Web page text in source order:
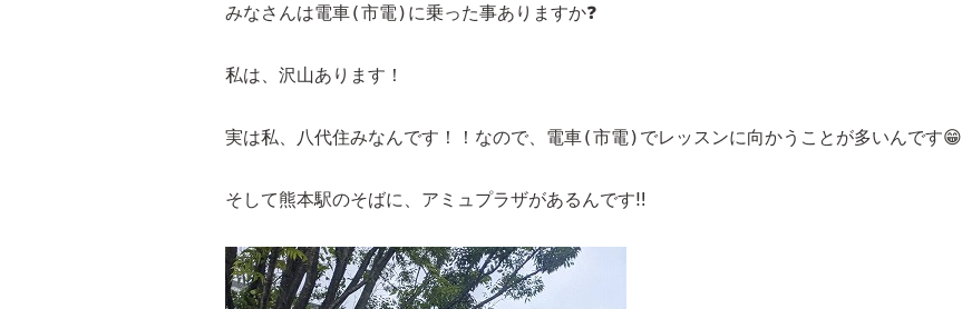
みなさんは電車(市電)に乗った事ありますか❓
私は、沢山あります！
実は私、八代住みなんです！！なので、電車(市電)でレッスンに向かうことが多いんです😁
そして熊本駅のそばに、アミュプラザがあるんです‼️